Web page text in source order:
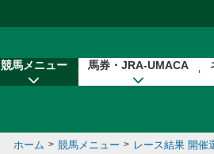
競馬メニュー 馬券・JRA-UMACA
ホーム > 競馬メニュー > レース結果 開催